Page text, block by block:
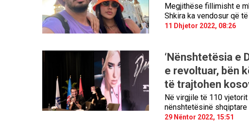
Megjithëse fillimisht e
Shkira ka vendosur që
11 Dhjetor 2022, 08:26
‘Nënshtetësia e
e revoltuar, bën
të trajtohen
Në virgjile të 110
nënshtetësinë shqiptare
29 Nëntor 2022, 15:51